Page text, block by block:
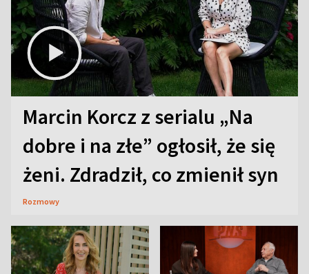
Marcin Korcz z serialu „Na
dobre i na złe” ogłosił, że się
żeni. Zdradził, co zmienił syn
Rozmowy